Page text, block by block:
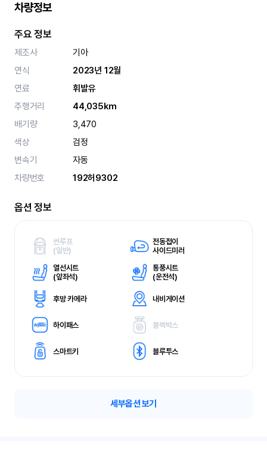
차량정보
주요 정보
제조사
기아
연식
2023년 12월
연료
휘발유
주행거리
44,035km
배기량
3,470
색상
검정
변속기
자동
차량번호
192허9302
옵션 정보
썬루프
(일반)
전동접이
사이드미러
열선시트
(앞좌석)
통풍시트
(운전석)
후방 카메라 내비게이션
하이패스 블랙박스
스마트키 블루투스
세부옵션 보기